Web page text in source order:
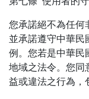
您承諾絕不為任何
並承諾遵守中華民
例。您若是中華民
地域之法令。您同
益或違法之行為，